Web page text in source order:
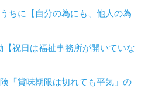
ちに【自分の為にも、他人の為
祝日は福祉事務所が開いていな
「賞味期限は切れても平気」の